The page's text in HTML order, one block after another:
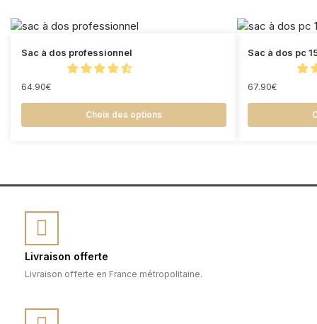
Sac à dos professionnel
64.90€
Choix des options
Sac à dos pc
67.90€
Livraison offerte
Livraison offerte en France métropolitaine.